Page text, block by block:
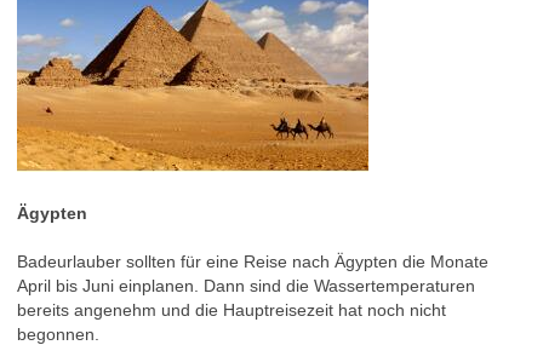
Ägypten
Badeurlauber sollten für eine Reise nach Ägypten die Monate
April bis Juni einplanen. Dann sind die Wassertemperaturen
bereits angenehm und die Hauptreisezeit hat noch nicht
begonnen.